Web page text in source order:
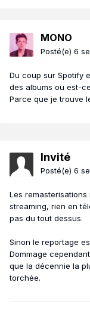
MONO
Posté(e) 6
Du coup sur Spotify
des albums ou est-
Parce que je trouve
Invité
Posté(e) 6
Les
streaming, rien en
pas du tout dessus.
Sinon le reportage
Dommage
que la décennie la
torchée.